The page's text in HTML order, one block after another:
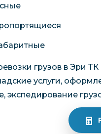
грузов в Эри ТК
услуги,
экспедирование